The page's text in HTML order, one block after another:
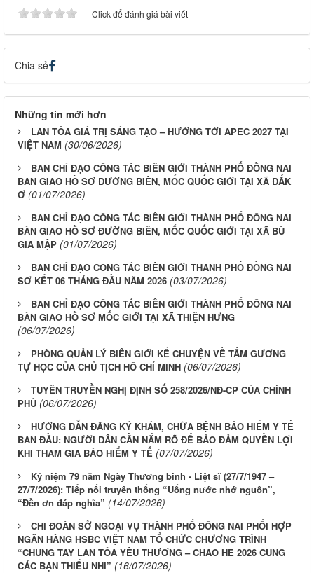
Click để đánh giá bài viết
Chia sẻ
Những tin mới hơn
LAN TỎA GIÁ TRỊ SÁNG TẠO – HƯỚNG TỚI APEC 2027 TẠI
VIỆT NAM (30/06/2026)
BAN CHỈ ĐẠO CÔNG TÁC BIÊN GIỚI THÀNH PHỐ ĐỒNG NAI
BÀN GIAO HỒ SƠ ĐƯỜNG BIÊN, MỐC QUỐC GIỚI TẠI XÃ ĐẮK
Ơ (01/07/2026)
BAN CHỈ ĐẠO CÔNG TÁC BIÊN GIỚI THÀNH PHỐ ĐỒNG NAI
BÀN GIAO HỒ SƠ ĐƯỜNG BIÊN, MỐC QUỐC GIỚI TẠI XÃ BÙ
GIA MẬP (01/07/2026)
BAN CHỈ ĐẠO CÔNG TÁC BIÊN GIỚI THÀNH PHỐ ĐỒNG NAI
SƠ KẾT 06 THÁNG ĐẦU NĂM 2026 (03/07/2026)
BAN CHỈ ĐẠO CÔNG TÁC BIÊN GIỚI THÀNH PHỐ ĐỒNG NAI
BÀN GIAO HỒ SƠ MỐC GIỚI TẠI XÃ THIỆN HƯNG
(06/07/2026)
PHÒNG QUẢN LÝ BIÊN GIỚI KỂ CHUYỆN VỀ TẤM GƯƠNG
TỰ HỌC CỦA CHỦ TỊCH HỒ CHÍ MINH (06/07/2026)
TUYÊN TRUYỀN NGHỊ ĐỊNH SỐ 258/2026/NĐ-CP CỦA CHÍNH
PHỦ (06/07/2026)
HƯỚNG DẪN ĐĂNG KÝ KHÁM, CHỮA BỆNH BẢO HIỂM Y TẾ
BAN ĐẦU: NGƯỜI DÂN CẦN NẮM RÕ ĐỂ BẢO ĐẢM QUYỀN LỢI
KHI THAM GIA BẢO HIỂM Y TẾ (07/07/2026)
Kỷ niệm 79 năm Ngày Thương binh - Liệt sĩ (27/7/1947 –
27/7/2026): Tiếp nối truyền thống “Uống nước nhớ nguồn”,
“Đền ơn đáp nghĩa” (14/07/2026)
CHI ĐOÀN SỞ NGOẠI VỤ THÀNH PHỐ ĐỒNG NAI PHỐI HỢP
NGÂN HÀNG HSBC VIỆT NAM TỔ CHỨC CHƯƠNG TRÌNH
“CHUNG TAY LAN TỎA YÊU THƯƠNG – CHÀO HÈ 2026 CÙNG
CÁC BẠN THIẾU NHI” (16/07/2026)